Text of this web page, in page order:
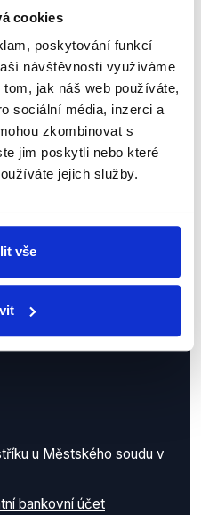
cookies
poskytování funkcí
návštěvnosti využíváme
jak náš web používáte,
sociální média, inzerci a
zkombinovat s
jim poskytli nebo které
jejich služby.
vše
události
našich
naši
u Městského soudu v
bankovní účet